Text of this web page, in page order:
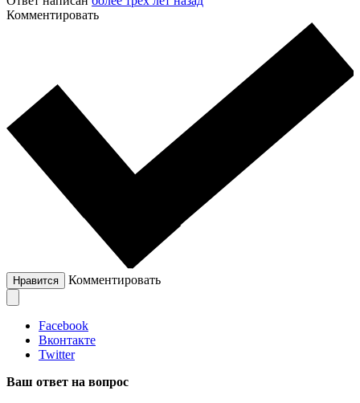
Комментировать
Нравится Комментировать
Facebook
Вконтакте
Twitter
Ваш ответ на вопрос